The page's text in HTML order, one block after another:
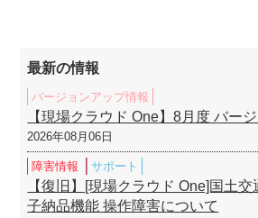
最新の情報
バージョンアップ情報
【現場クラウド One】8月度 バー
2026年08月06日
障害情報 サポート
【復旧】[現場クラウド One]国土
子納品機能 操作障害について